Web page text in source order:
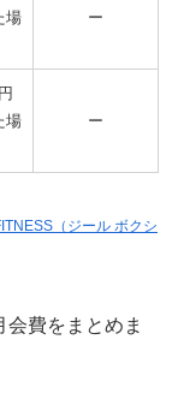
場
ー
場
ー
（ジール ボクシ
費をまとめま